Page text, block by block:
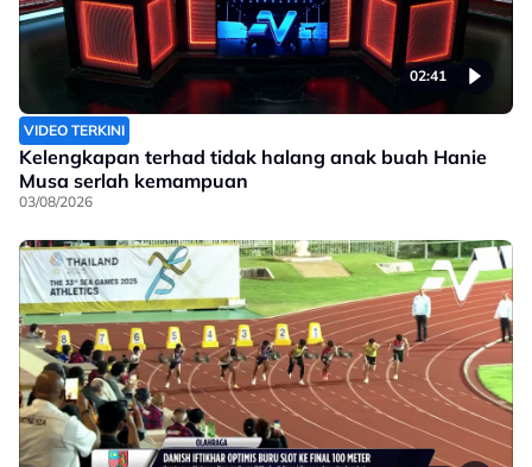
02:41
VIDEO TERKINI
Kelengkapan terhad tidak halang anak buah Hanie
Musa serlah kemampuan
03/08/2026